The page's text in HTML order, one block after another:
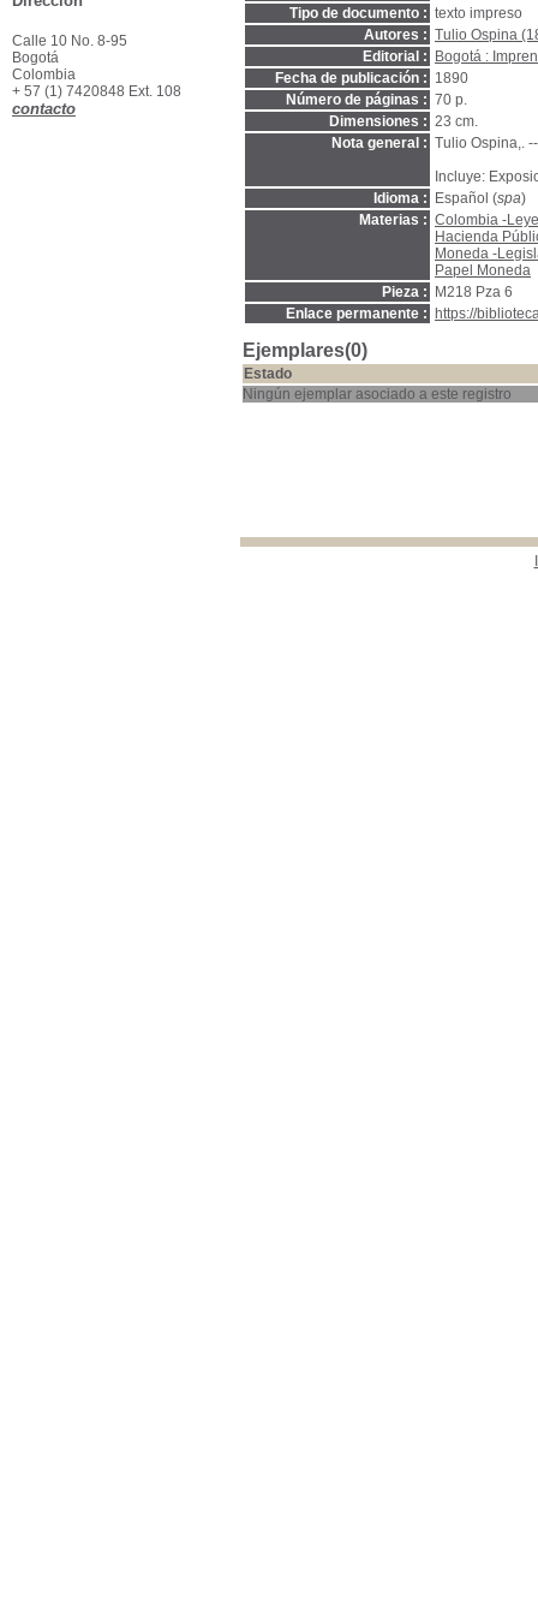
Tipo de documento : texto impreso
Autores : Tulio Ospina
Editorial :
Bogotá :
Fecha de publicación : 1890
Número de páginas : 70 p.
Dimensiones : 23 cm.
Nota general : Tulio Ospina,.
Incluye:
Idioma :
Español (spa)
Materias : Colombia -
Hacienda
Moneda -
Papel Moneda
Pieza :
M218 Pza 6
Enlace permanente :
https://
Ejemplares(0)
Estado
Ningún ejemplar asociado a este registro
Calle 10 No. 8-95
Bogotá
Colombia
+ 57 (1) 7420848 Ext. 108
contacto